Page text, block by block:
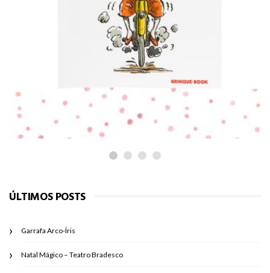
É preciso soltar o Gaspar!
ÚLTIMOS POSTS
Garrafa Arco-Íris
Natal Mágico – Teatro Bradesco